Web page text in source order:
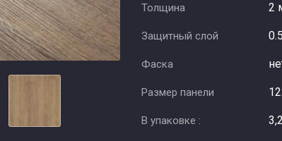
Толщина 2
Защитный слой
Фаска
Размер панели
В упаковке :